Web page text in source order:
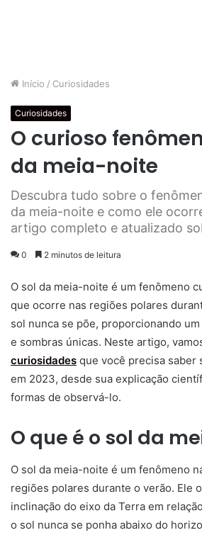
Início / Curiosidades
Curiosidades
O curioso
da meia-noite
Descubra tudo sobre o
da meia-noite e como ele
artigo completo e atualizado
0 2 minutos de leitura
O sol da meia-noite é um fenômeno
que ocorre nas regiões polares
sol nunca se põe, proporcionando
e sombras únicas. Neste artigo,
curiosidades que você precisa saber
em 2023, desde sua explicação
formas de observá-lo.
O que é o sol da
O sol da meia-noite é um fenômeno
regiões polares durante o verão. Ele
inclinação do eixo da Terra em
o sol nunca se ponha abaixo do